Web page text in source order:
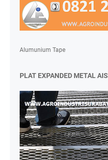
Alumunium Tape
PLAT EXPANDED METAL AIS